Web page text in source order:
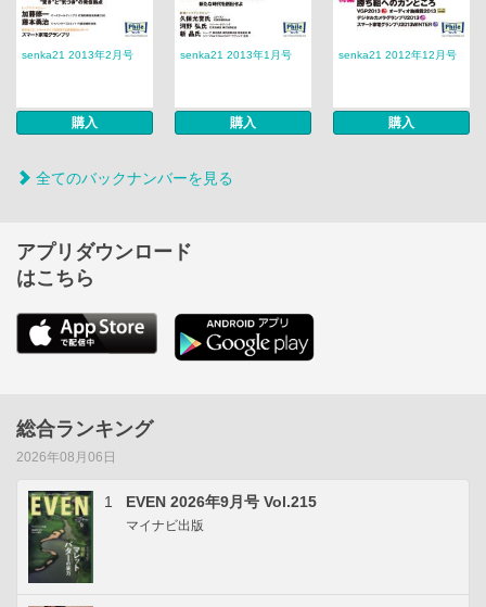
senka21 2013年2月号
購入
senka21 2013年1月号
購入
senka21 2012年12月号
購入
全てのバックナンバーを見る
アプリダウンロード
はこちら
総合ランキング
2026年08月06日
1 EVEN 2026年9月号 Vol.215
マイナビ出版